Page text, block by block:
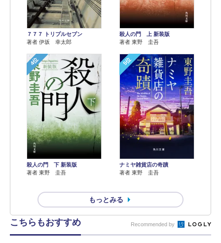
７７７ トリプルセブン
著者 伊坂 幸太郎
殺人の門 上 新装版
著者 東野 圭吾
4位
殺人の門 下 新装版
著者 東野 圭吾
5位
ナミヤ雑貨店の奇蹟
著者 東野 圭吾
もっとみる
こちらもおすすめ Recommended by